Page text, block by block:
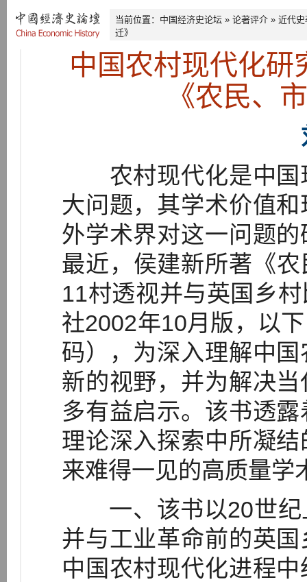
当前位置： 中国经济史论坛 » 论著评介 » 近代史
迁》
中国农村现代化
《农民、
农村现代化是中国
大问题，其学术价值
外学术界对这一问题
最近，侯建新所著《
11村透视并与英国乡
社2002年10月版，以
码），为深入理解中
新的视野，并为解决
多有益启示。该书透
理论深入探索中所凝
来难得一见的高质量学
一、该书以20世纪
并与工业革命前的英
中国农村现代化进程